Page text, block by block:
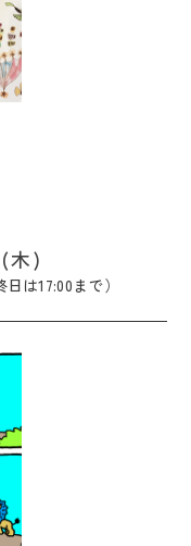
木)
は17:00まで）